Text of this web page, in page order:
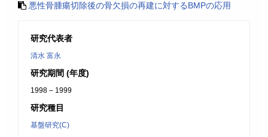
悪性骨腫瘍切除後の骨欠損の再建に対するBMPの応用
研究代表者
清水 富永
研究期間 (年度)
1998 – 1999
研究種目
基盤研究(C)